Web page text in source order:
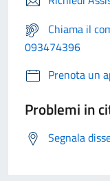
Chiama il
093474396
Prenota un
Problemi in
Segnala